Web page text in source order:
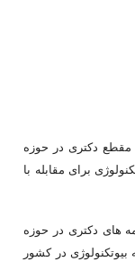
تومانی برای پایان نامه های مقطع دکتری در حوزه
برای مقابله با
های دکتری در حوزه
در کشور